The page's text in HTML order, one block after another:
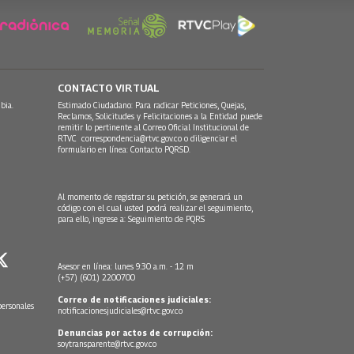
CONTACTO VIRTUAL
Estimado Ciudadano: Para radicar Peticiones, Quejas,
Reclamos, Solicitudes y Felicitaciones a la Entidad puede
remitir lo pertinente al Correo Oficial Institucional de
RTVC correspondencia@rtvc.gov.co o diligenciar el
formulario en línea: Contacto PQRSD.
Al momento de registrar su petición, se generará un
código con el cual usted podrá realizar el seguimiento,
para ello, ingrese a: Seguimiento de PQRS
Asesor en línea: lunes 9:30 a.m. - 12 m
(+57) (601) 2200700
Correo de notificaciones judiciales:
notificacionesjudiciales@rtvc.gov.co
Denuncias por actos de corrupción:
soytransparente@rtvc.gov.co